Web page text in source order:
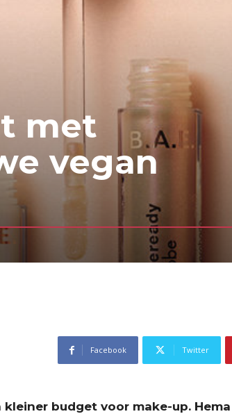
met
vegan
Facebook Twitter
budget voor make-up.